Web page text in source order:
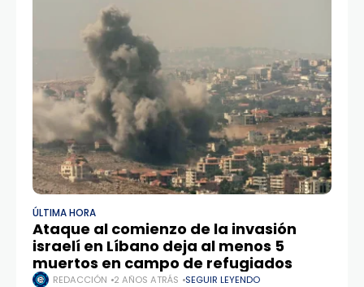
ÚLTIMA HORA
Ataque al comienzo de la invasión
israelí en Líbano deja al menos 5
muertos en campo de refugiados
REDACCIÓN 2 AÑOS ATRÁS SEGUIR LEYENDO